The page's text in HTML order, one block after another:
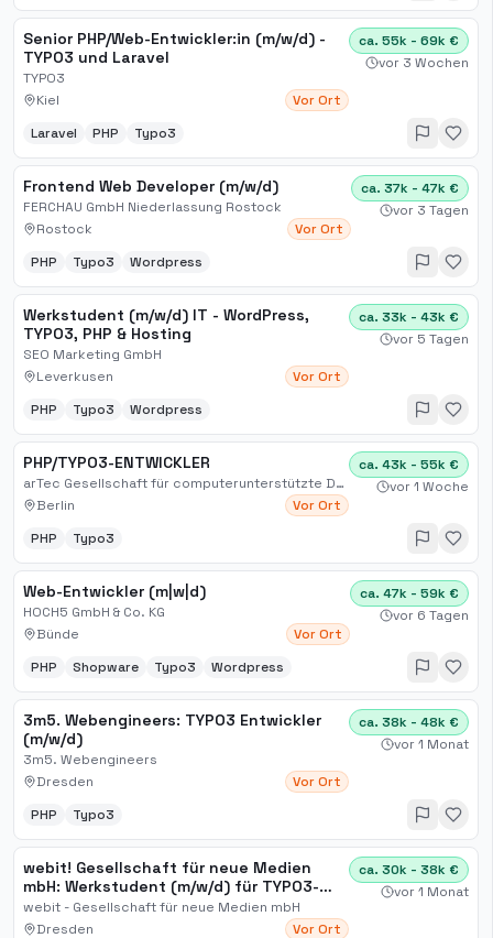
Senior PHP/Web-Entwickler:in (m/w/d) -
TYPO3 und Laravel
TYPO3
Kiel
Vor Ort
ca. 55k - 69k €
vor 3 Wochen
Laravel PHP Typo3
Frontend Web Developer (m/w/d)
FERCHAU GmbH Niederlassung Rostock
Rostock
Vor Ort
ca. 37k - 47k €
vor 3 Tagen
PHP Typo3 Wordpress
Werkstudent (m/w/d) IT - WordPress,
TYPO3, PHP & Hosting
SEO Marketing GmbH
Leverkusen
Vor Ort
ca. 33k - 43k €
vor 5 Tagen
PHP Typo3 Wordpress
PHP/TYPO3-ENTWICKLER
arTec Gesellschaft für computerunterstützte Darstellungstechnik mbH
Berlin
Vor Ort
ca. 43k - 55k €
vor 1 Woche
PHP Typo3
Web-Entwickler (m|w|d)
HOCH5 GmbH & Co. KG
Bünde
Vor Ort
ca. 47k - 59k €
vor 6 Tagen
PHP Shopware Typo3 Wordpress
3m5. Webengineers: TYPO3 Entwickler
(m/w/d)
3m5. Webengineers
Dresden
Vor Ort
ca. 38k - 48k €
vor 1 Monat
PHP Typo3
webit! Gesellschaft für neue Medien
mbH: Werkstudent (m/w/d) für TYPO3-
Entwicklung
webit - Gesellschaft für neue Medien mbH
Dresden
Vor Ort
ca. 30k - 38k €
vor 1 Monat